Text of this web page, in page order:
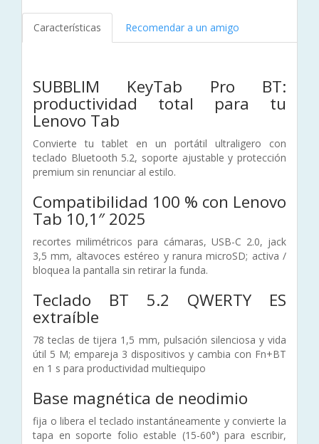
Características Recomendar a un amigo
SUBBLIM KeyTab Pro BT:
productividad total para tu
Lenovo Tab
Convierte tu tablet en un portátil ultraligero con
teclado Bluetooth 5.2, soporte ajustable y protección
premium sin renunciar al estilo.
Compatibilidad 100 % con Lenovo
Tab 10,1″ 2025
recortes milimétricos para cámaras, USB-C 2.0, jack
3,5 mm, altavoces estéreo y ranura microSD; activa /
bloquea la pantalla sin retirar la funda.
Teclado BT 5.2 QWERTY ES
extraíble
78 teclas de tijera 1,5 mm, pulsación silenciosa y vida
útil 5 M; empareja 3 dispositivos y cambia con Fn+BT
en 1 s para productividad multiequipo
Base magnética de neodimio
fija o libera el teclado instantáneamente y convierte la
tapa en soporte folio estable (15-60°) para escribir,